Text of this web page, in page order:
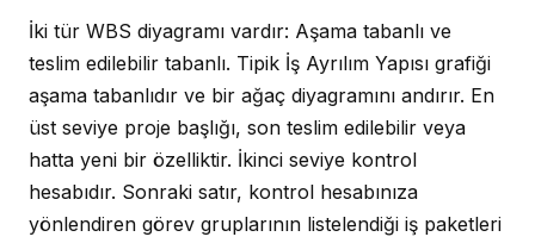
İki tür WBS diyagramı vardır: Aşama tabanlı ve
teslim edilebilir tabanlı. Tipik İş Ayrılım Yapısı grafiği
aşama tabanlıdır ve bir ağaç diyagramını andırır. En
üst seviye proje başlığı, son teslim edilebilir veya
hatta yeni bir özelliktir. İkinci seviye kontrol
hesabıdır. Sonraki satır, kontrol hesabınıza
yönlendiren görev gruplarının listelendiği iş paketleri